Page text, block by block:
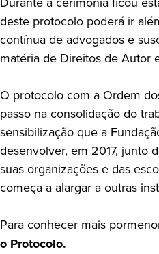
deste protocolo poderá ir
contínua de advogados e
matéria de Direitos de Autor
O protocolo com a Ordem
passo na consolidação do
sensibilização que a
desenvolver, em 2017, junto
suas organizações e das
começa a alargar a outras
Para conhecer mais
o Protocolo.